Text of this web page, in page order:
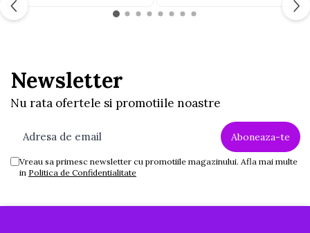
Jucarii educative din lemn
Pistoale
Plastilina
Set Avioane si submarine
Newsletter
Nu rata ofertele si promotiile noastre
Vreau sa primesc newsletter cu promotiile magazinului. Afla mai multe
in Politica de Confidentialitate